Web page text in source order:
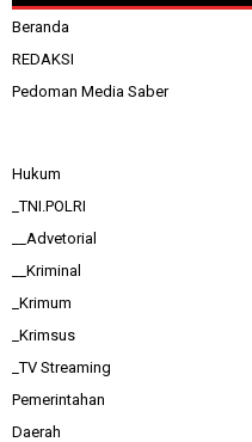
Beranda
REDAKSI
Pedoman Media Saber
Hukum
_TNI.POLRI
__Advetorial
__Kriminal
_Krimum
_Krimsus
_TV Streaming
Pemerintahan
Daerah